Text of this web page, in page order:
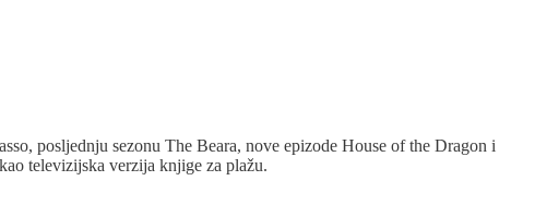
posljednju sezonu The Beara, nove epizode House of the Dragon i
televizijska verzija knjige za plažu.